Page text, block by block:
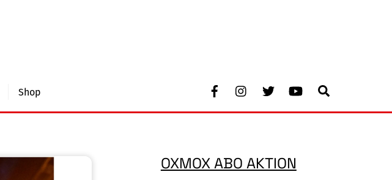
Facebook Youtube
Shop
OXMOX ABO AKTION